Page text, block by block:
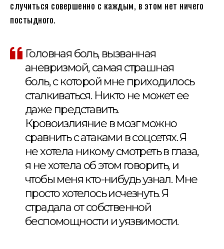
случиться совершенно с каждым, в этом нет ничего
постыдного.
Головная боль, вызванная
аневризмой, самая страшная
боль, с которой мне приходилось
сталкиваться. Никто не может ее
даже представить.
Кровоизлияние в мозг можно
сравнить с атаками в соцсетях. Я
не хотела никому смотреть в глаза,
я не хотела об этом говорить, и
чтобы меня кто-нибудь узнал. Мне
просто хотелось исчезнуть. Я
страдала от собственной
беспомощности и уязвимости.